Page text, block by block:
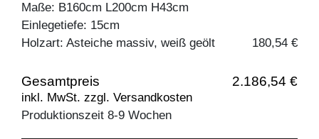
Maße: B160cm L200cm H43cm
Einlegetiefe: 15cm
Holzart: Asteiche massiv, weiß geölt
180,54 €
Gesamtpreis 2.186,54 €
inkl. MwSt. zzgl. Versandkosten
Produktionszeit 8-9 Wochen